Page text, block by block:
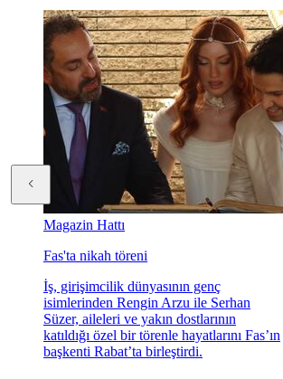
Magazin Hattı
Fas'ta nikah töreni
İş, girişimcilik dünyasının genç
isimlerinden Rengin Arzu ile Serhan
Süzer, aileleri ve yakın dostlarının
katıldığı özel bir törenle hayatlarını Fas’ın
başkenti Rabat’ta birleştirdi.